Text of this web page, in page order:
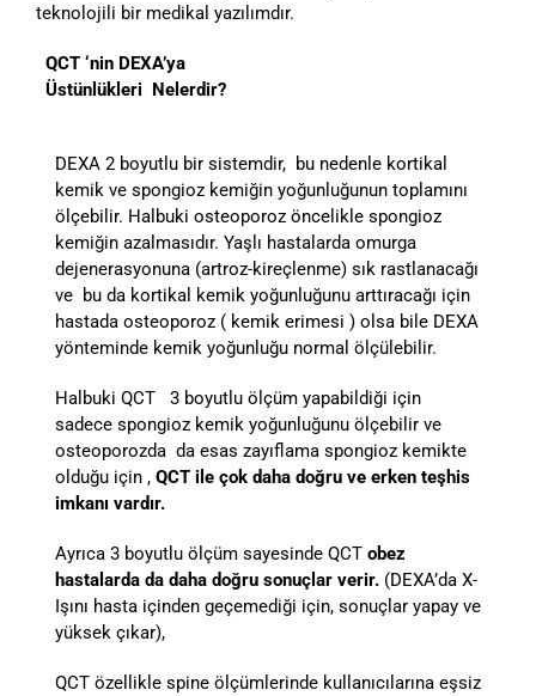
teknolojili bir medikal yazılımdır.
QCT ‘nin DEXA’ya
Üstünlükleri Nelerdir?
DEXA 2 boyutlu bir sistemdir, bu nedenle kortikal
kemik ve spongioz kemiğin yoğunluğunun toplamını
ölçebilir. Halbuki osteoporoz öncelikle spongioz
kemiğin azalmasıdır. Yaşlı hastalarda omurga
dejenerasyonuna (artroz-kireçlenme) sık rastlanacağı
ve bu da kortikal kemik yoğunluğunu arttıracağı için
hastada osteoporoz ( kemik erimesi ) olsa bile DEXA
yönteminde kemik yoğunluğu normal ölçülebilir.
Halbuki QCT 3 boyutlu ölçüm yapabildiği için
sadece spongioz kemik yoğunluğunu ölçebilir ve
osteoporozda da esas zayıflama spongioz kemikte
olduğu için , QCT ile çok daha doğru ve erken teşhis
imkanı vardır.
Ayrıca 3 boyutlu ölçüm sayesinde QCT obez
hastalarda da daha doğru sonuçlar verir.(DEXA’da X-
Işını hasta içinden geçemediği için, sonuçlar yapay ve
yüksek çıkar),
QCT özellikle spine ölçümlerinde kullanıcılarına eşsiz